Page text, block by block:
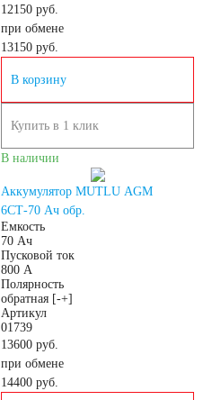
17
12150 руб.
при обмене
13150 руб.
В корзину
Купить в 1 клик
В наличии
Аккумулятор MUTLU AGM
6СТ-70 Ач обр.
Емкость
70 Ач
Пусковой ток
800 А
Полярность
обратная [-+]
Артикул
01739
13600 руб.
при обмене
14400 руб.